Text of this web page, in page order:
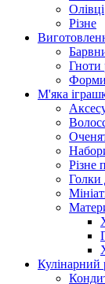
Олівці
Різне
Гноти
Форми
М'яка
Різне
Голки
Кулінарний